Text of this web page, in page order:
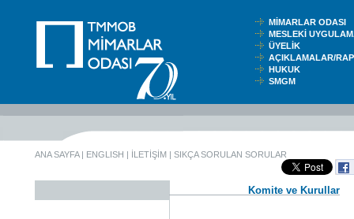
MİMARLAR ODASI
MESLEKİ
ÜYELİK
AÇIKLAMALAR/
HUKUK
SMGM
ANA SAYFA| ENGLISH | İLETİŞİM | SIKÇA SORULAN SORULAR
Komite ve Kurullar